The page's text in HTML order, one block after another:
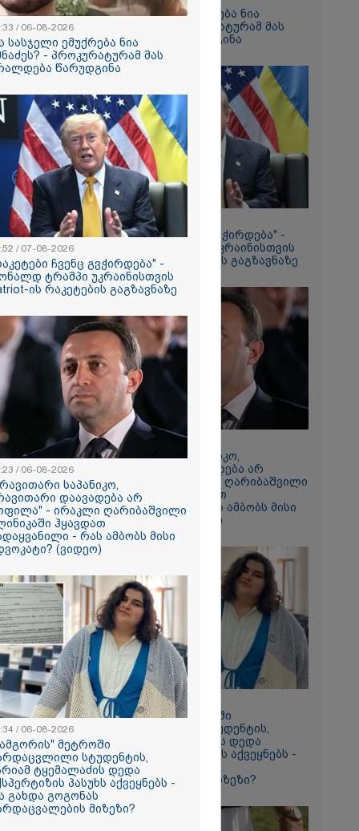
ის
-
პასუხობს
დროს
ამბობს
გააჩინა,
“ტარაიას
წლის
1768.50
რა სასჯელი ემუქრება ნია
იმნაძეს? - პროკურატურამ მას
ბრალდება წარუდგინა
09:52 / 07-08-2026
"რაკეტები ჩვენც გვჭირდება" -
დონალდ ტრამპი უკრაინისთვის
Patriot-ის რაკეტების გაგზავნაზე
20:23 / 06-08-2026
"არავითარი საპანიკო,
არავითარი დაავადება არ
ყოფილა" - ირაკლი ღარიბაშვილი
კლინიკაში ჰყავდათ
გადაყვანილი - რას ამბობს მისი
ადვოკატი? (ვიდეო)
18:34 / 06-08-2026
"სამგორის" მეტროში
გარდაცვლილი სტუდენტის,
მარიამ ტყემალაძის დედა
ექსპერტიზის პასუხს აქვეყნებს -
რა გახდა გოგონას
გარდაცვალების მიზეზი?
/ 06-08-2026
სასჯელი ემუქრება ნია
- პროკურატურამ მას
წარუდგინა
/ 07-08-2026
ჩვენც გვჭირდება" -
ტრამპი უკრაინისთვის
ის რაკეტების გაგზავნაზე
/ 06-08-2026
საპანიკო,
დაავადება არ
- ირაკლი ღარიბაშვილი
ჰყავდათ
- რას ამბობს მისი
(ვიდეო)
/ 06-08-2026
მეტროში
სტუდენტის,
ტყემალაძის დედა
პასუხს აქვეყნებს -
გახდა გოგონას
მიზეზი?